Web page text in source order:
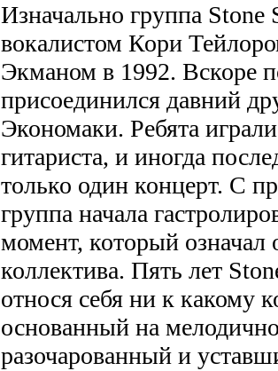
Изначально группа
вокалистом Кори
Экманом в 1992. Вскоре
присоединился давний
Экономаки. Ребята
гитариста, и иногда
только один концерт. С
группа начала
момент, который означал
коллектива. Пять лет
относя себя ни к какому
основанный на
разочарованный и